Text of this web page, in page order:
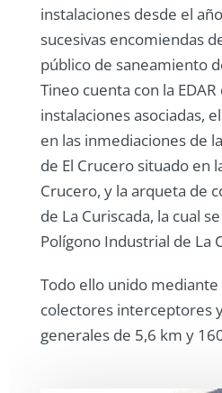
instalaciones desde el
sucesivas encomiendas
público de saneamiento
Tineo cuenta con la
instalaciones asociadas,
en las inmediaciones de
de El Crucero situado en
Crucero, y la arqueta de
de La Curiscada, la cual
Polígono Industrial de La
Todo ello unido
colectores interceptores
generales de 5,6 km y